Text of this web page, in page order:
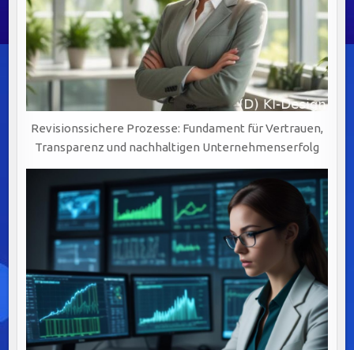
Revisionssichere Prozesse: Fundament für Vertrauen,
Transparenz und nachhaltigen Unternehmenserfolg